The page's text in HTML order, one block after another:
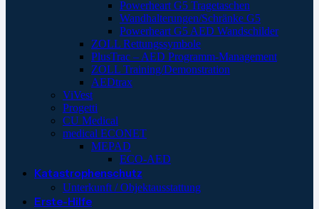
Powerheart G5 Tragetaschen
Wandhalterungen/Schränke G5
Powerheart G5 AED Wandschilder
ZOLL Rettungssymbole
PlusTrac – AED Programm-Management
ZOLL Training/Demonstration
AEDtrax
ViVest
Progetti
CU Medical
medical ECONET
MEPAD
ECO-AED
Katastrophenschutz
Unterkunft / Objektausstattung
Erste-Hilfe